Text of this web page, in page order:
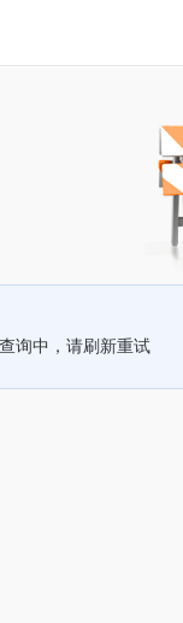
询中，请刷新重试